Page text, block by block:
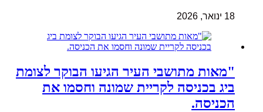
18 ינואר, 2026
"מאות מתושבי העיר הגיעו הבוקר לצומת
ביג בכניסה לקריית שמונה וחסמו את
הכניסה.